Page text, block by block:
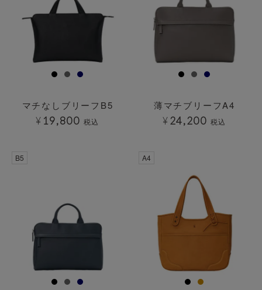
マチなしブリーフB5
¥ 19,800 税込
薄マチブリーフA4
¥ 24,200 税込
B5 A4